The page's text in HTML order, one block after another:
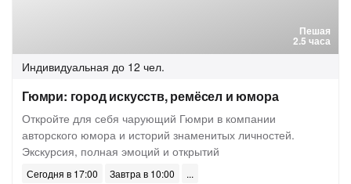
Пешая
2.5 часа
Индивидуальная до 12 чел.
Гюмри: город искусств, ремёсел и юмора
Откройте для себя чарующий Гюмри в компании
авторского юмора и историй знаменитых личностей.
Экскурсия, полная эмоций и открытий
Сегодня в 17:00
Завтра в 10:00